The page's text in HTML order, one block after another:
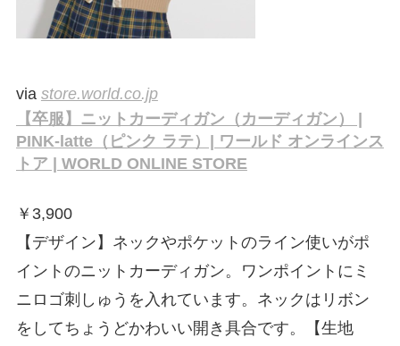
via store.world.co.jp
【卒服】ニットカーディガン（カーディガン） |
PINK-latte（ピンク ラテ）| ワールド オンラインス
トア | WORLD ONLINE STORE
￥ 3,900
【デザイン】ネックやポケットのライン使いがポ
イントのニットカーディガン。ワンポイントにミ
ニロゴ刺しゅうを入れています。ネックはリボン
をしてちょうどかわいい開き具合です。【生地